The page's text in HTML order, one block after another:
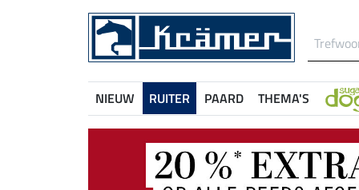
NIEUW RUITER PAARD THEMA'S